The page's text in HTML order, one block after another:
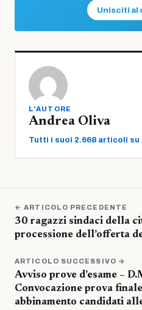
Unisciti al
L'AUTORE
Andrea Oliva
Tutti i suoi 2.668 articoli su
← ARTICOLO PRECEDENTE
30 ragazzi sindaci della
processione dell’offerta
ARTICOLO SUCCESSIVO →
Avviso prove d’esame –
Convocazione prova
abbinamento candidati alle